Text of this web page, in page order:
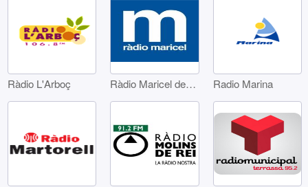
Ràdio L'Arboç Ràdio Maricel de Sitges Radio Marina